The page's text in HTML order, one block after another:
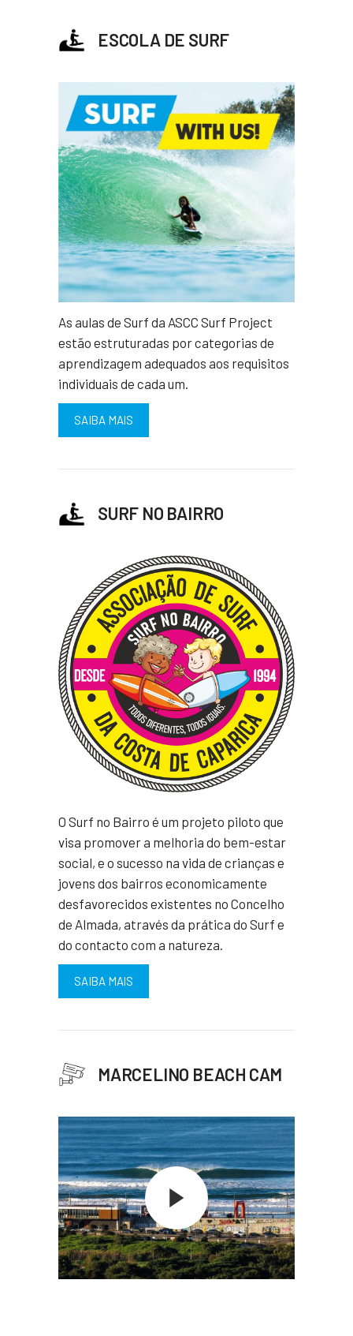
ESCOLA DE SURF
As aulas de Surf da ASCC Surf Project
estão estruturadas por categorias de
aprendizagem adequados aos requisitos
individuais de cada um.
SAIBA MAIS
SURF NO BAIRRO
O Surf no Bairro é um projeto piloto que
visa promover a melhoria do bem-estar
social, e o sucesso na vida de crianças e
jovens dos bairros economicamente
desfavorecidos existentes no Concelho
de Almada, através da prática do Surf e
do contacto com a natureza.
SAIBA MAIS
MARCELINO BEACH CAM